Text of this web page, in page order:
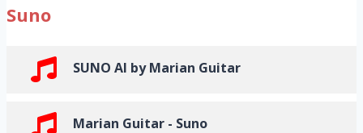
Suno
SUNO AI by Marian Guitar
Marian Guitar - Suno